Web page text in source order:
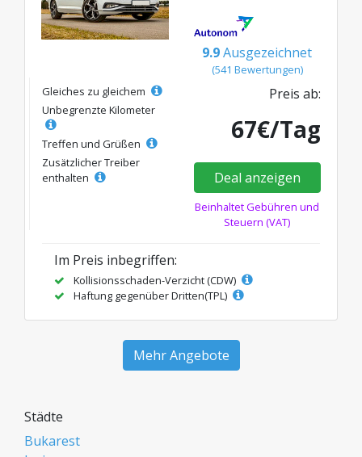
9.9Ausgezeichnet
(541 Bewertungen)
Gleiches zu gleichem
Unbegrenzte Kilometer
Treffen und Grüßen
Zusätzlicher Treiber
enthalten
Preis ab:
67€/Tag
Deal anzeigen
Beinhaltet Gebühren und
Steuern (VAT)
Im Preis inbegriffen:
Kollisionsschaden-Verzicht (CDW)
Haftung gegenüber Dritten(TPL)
Mehr Angebote
Städte
Bukarest